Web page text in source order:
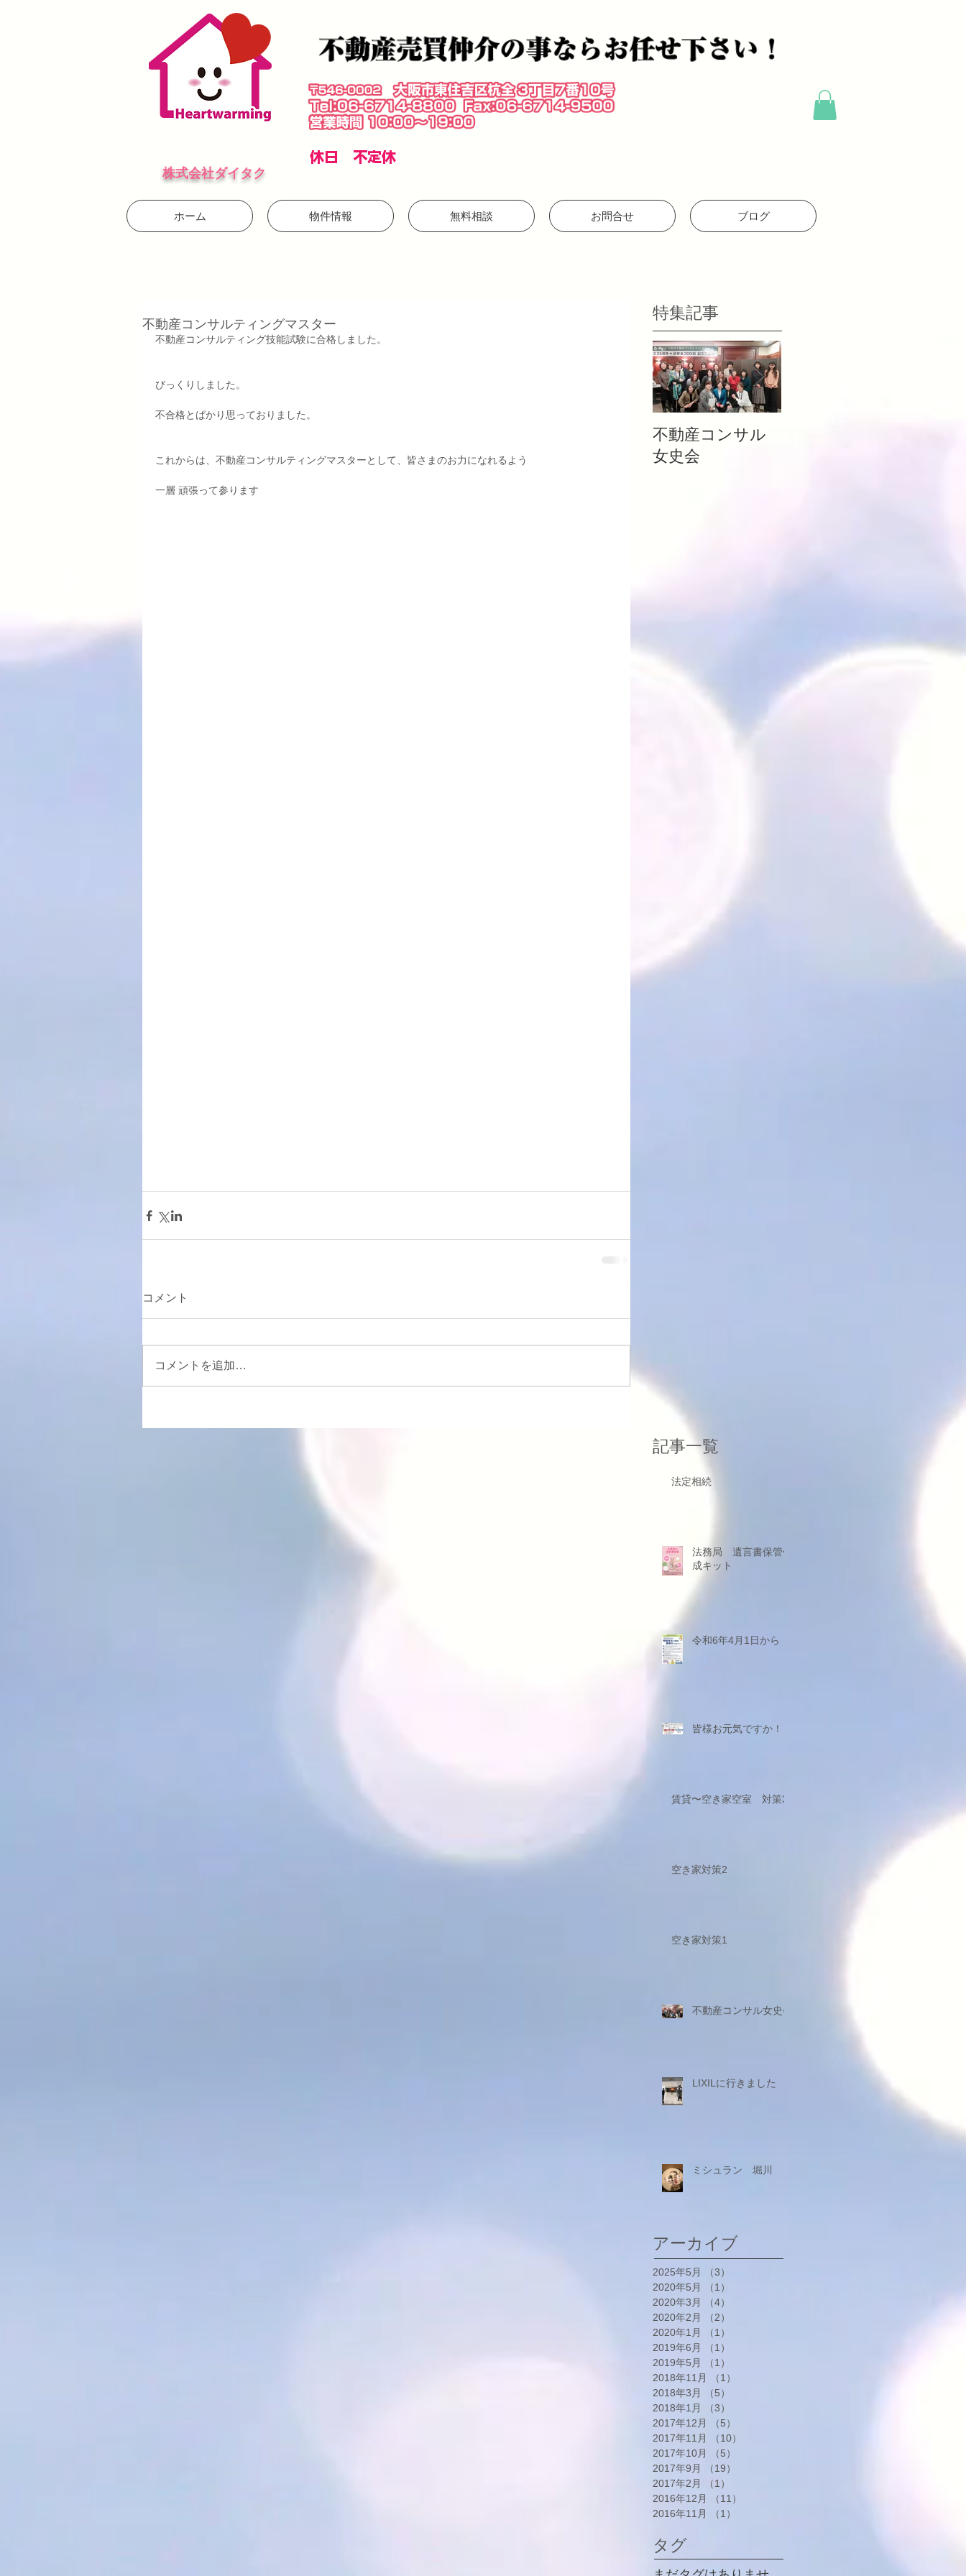
​休日 不定休
株式会社ダイタク
ホーム 物件情報 無料相談 お問合せ ブログ
不動産コンサルティングマスター
不動産コンサルティング技能試験に合格しました。
びっくりしました。
不合格とばかり思っておりました。
これからは、不動産コンサルティングマスターとして、皆さまのお力になれるよう
一層 頑張って参ります
コメント
コメントを追加…
特集記事
不動産コンサル
女史会
記事一覧
法定相続
法務局 遺言書保管作
成キット
令和6年4月1日から
皆様お元気ですか！
賃貸〜空き家空室 対策3
空き家対策2
空き家対策1
不動産コンサル女史会
LIXILに行きました
ミシュラン 堀川
アーカイブ
2025年5月 （3）
2020年5月
（1）
2020年3月
（4）
2020年2月
（2）
2020年1月
（1）
2019年6月
（1）
2019年5月
（1）
2018年11月
（1）
2018年3月
（5）
2018年1月
（3）
2017年12月
（5）
2017年11月
（10）
2017年10月
（5）
2017年9月
（19）
2017年2月
（1）
2016年12月
（11）
2016年11月
（1）
タグ